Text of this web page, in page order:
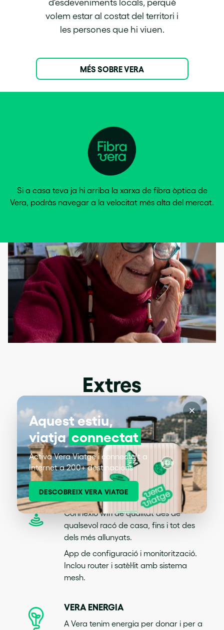
volem estar al costat del territori i
les persones que hi viuen.
MÉS SOBRE VERA
Si a casa teva ja hi arriba la xarxa de fibra òptica de
Vera, podràs navegar a la velocitat més alta del mercat.
Extres
SEGONA RESIDÈNCIA
Teletreballa o gaudeix de les teves
sèries preferides també des de la teva
segona residència.
SUPERWIFI
Connexió wifi de qualitat des de
qualsevol racó de casa, fins i tot des
dels més allunyats.
App de configuració i monitorització.
Inclou router i satèl·lit amb sistema
mesh.
VERA ENERGIA
A Vera tenim energia per donar i per a
Aquest estiu,
viatjaconnectat
Activa Vera Viatge i connecta't a
Internet a 200+ destinacions
DESCOBREIX VERA VIATGE